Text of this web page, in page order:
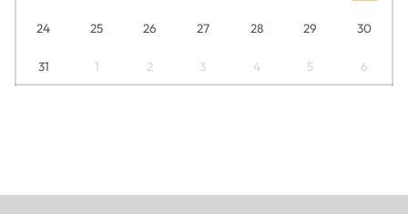
24 25 26 27 28 29 30
31 1 2 3 4 5 6